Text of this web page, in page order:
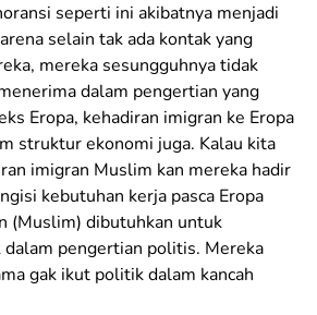
seperti ini akibatnya menjadi
selain tak ada kontak yang
mereka sesungguhnya tidak
dalam pengertian yang
Eropa, kehadiran imigran ke Eropa
struktur ekonomi juga. Kalau kita
imigran Muslim kan mereka hadir
kebutuhan kerja pasca Eropa
(Muslim) dibutuhkan untuk
dalam pengertian politis. Mereka
gak ikut politik dalam kancah